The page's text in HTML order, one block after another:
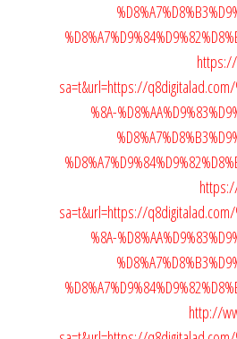
sa=t&url=https://q8digitalad.com/
%8A-
sa=t&url=https://q8digitalad.com/
%8A-
http://